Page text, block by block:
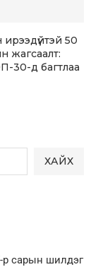
ХАЙХ
р сарын шилдэг
50
жагсаалт:
30-д багтлаа